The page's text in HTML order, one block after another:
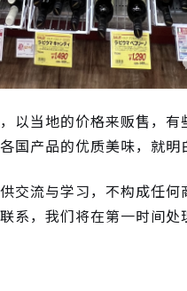
以当地的价格来贩售，
国产品的优质美味，就明
交流与学习，不构成任
系，我们将在第一时间处